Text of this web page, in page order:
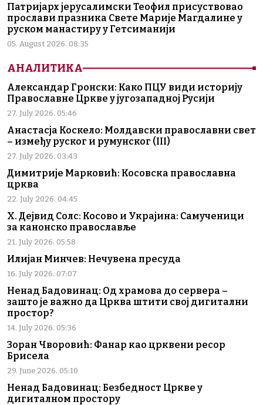
Патријарх јерусалимски Теофил присуствовао
прослави празника Свете Марије Магдалине у
руском манастиру у Гетсиманији
05. August 2026. 08:35
АНАЛИТИКА
Александар Гронски: Како ПЦУ види историју
Православне Цркве у југозападној Русији
27. July 2026. 05:46
Анастасја Коскело: Молдавски православни свет
– између руског и румунског (III)
27. July 2026. 03:43
Димитрије Марковић: Косовска православна
црква
22. July 2026. 04:45
Х. Дејвид Солс: Косово и Украјина: Самученици
за канонско православље
21. July 2026. 05:58
Илијан Минчев: Нечувена пресуда
16. July 2026. 07:07
Ненад Бадовинац: Од храмова до сервера –
зашто је важно да Црква штити свој дигитални
простор?
14. July 2026. 05:36
Зоран Чворовић: Фанар као црквени ресор
Брисела
29. June 2026. 05:10
Ненад Бадовинац: Безбедност Цркве у
дигиталном простору